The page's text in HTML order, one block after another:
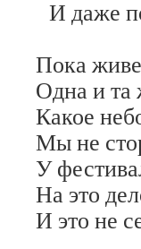
И даже
Пока
Одна и та
Какое
Мы не
У
На это
И это не